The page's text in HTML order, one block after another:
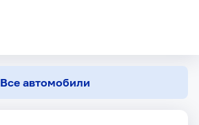
Все автомобили